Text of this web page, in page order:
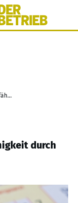
Feststellung der Arbeitsunfähigkeit durch MDK-Arzt?
durch